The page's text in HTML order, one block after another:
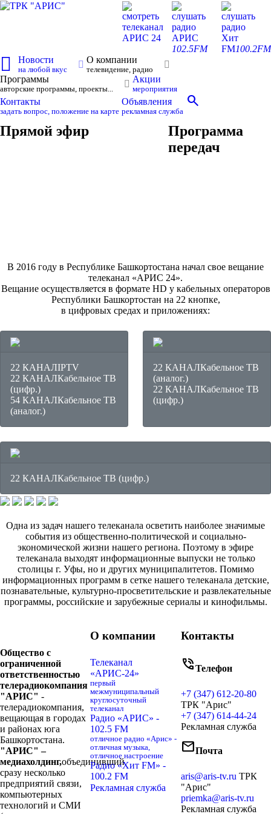
смотреть
телеканал
АРИС 24
слушать
радио
АРИС
102.5FM
слушать
радио
Хит
FM100.2FM
Новости
на любой вкус
О компании
телевидение, радио
Программы
авторские программы, проекты...
Акции
мероприятия
Контакты
задать вопрос, положение на карте
Объявления
рекламная служба
search
Прямой эфир
Программа
передач
В 2016 году в Республике Башкортостана начал свое вещание
телеканал «АРИС 24».
Вещание осуществляется в формате HD у кабельных операторов
Республики Башкортостан на 22 кнопке,
в цифровых средах и приложениях:
22 КАНАЛIPTV
22 КАНАЛКабельное ТВ
(цифр.)
54 КАНАЛКабельное ТВ
(аналог.)
22 КАНАЛКабельное ТВ
(аналог.)
22 КАНАЛКабельное ТВ
(цифр.)
22 КАНАЛКабельное ТВ (цифр.)
Одна из задач нашего телеканала осветить наиболее значимые
события из общественно-политической и социально-
экономической жизни нашего региона. Поэтому в эфире
телеканала выходят информационные выпуски не только
столицы г. Уфы, но и других муниципалитетов. Помимо
информационных программ в сетке нашего телеканала детские,
познавательные, культурно-просветительские и развлекательные
программы, российские и зарубежные сериалы и кинофильмы.
Общество с
ограниченной
ответственностью
телерадиокомпания
"АРИС" -
телерадиокомпания,
вещающая в городах
и районах юга
Башкортостана.
"АРИС" –
медиахолдинг,объединивший
сразу несколько
предприятий связи,
компьютерных
технологий и СМИ
О компании
Телеканал
«АРИС-24»
первый
межмуниципальный
круглосуточный
телеканал
Радио «АРИС» -
102.5 FM
отличное радио «Арис» -
отличная музыка,
отличное настроение
Радио «Хит FM» -
100.2 FM
Рекламная служба
Контакты
phone_in_talkТелефон
+7 (347) 612-20-80
ТРК "Арис"
+7 (347) 614-44-24
Рекламная служба
mailПочта
aris@aris-tv.ru ТРК
"Арис"
priemka@aris-tv.ru
Рекламная служба